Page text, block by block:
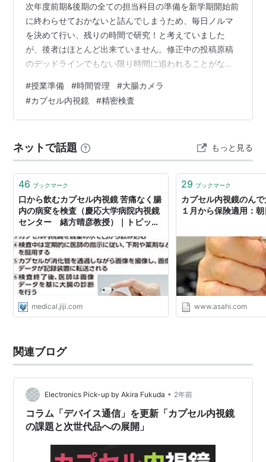
次年度前期&後期の全ての担当科目の準備を新学期開始前
に終わらせておかないと詰んでしまうため、毎日ノルマ
を決めて行い、残りの時間で研究！と考えていました
が、後者はほとんど出来ていません。修正中の投稿原稿
のデッドラインでもない限り時間に追われることがない
クの腫瘍マーカーの値で引っかかり、先日大腸内視鏡検
査を受けましたが、腸が曲がっていて奥まで入らず、下
半分しか観察出来ませんでした。途中から鎮静剤が効い
こで、大腸カプセル内視鏡と呼ばれる、カプセルを飲み
込んでモニターする検査を受けることになりました。…
#授業準備 #時間管理 #大腸カメラ
#カプセル内視鏡 #精密検査
ネットで話題 もっと見る
46 ブックマーク
口から飲むカプセル内視鏡 苦痛なく腸
内の病変を検査（慶応大学病院内視鏡
センター 緒方晴彦教授）｜トピック
medical.jiji.com
29 ブックマーク
カプセル内視鏡のん
１月から保険適用：
www.asahi.com
関連ブログ
Electronics Pick-up by Akira Fukuda • 2年前
コラム「デバイス通信」を更新「カプセル内視鏡
の課題と次世代品への展開」